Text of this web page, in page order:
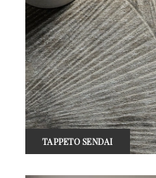
TAPPETO SENDAI